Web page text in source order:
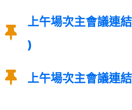
上午場次主會議連
)
上午場次主會議連